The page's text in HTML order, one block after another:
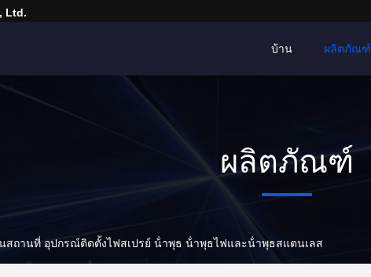
Ltd.
บ้าน ผลิตภัณฑ์
ผลิตภัณฑ์
สถานที่ อุปกรณ์ติดตั้งไฟสเปรย์ น้ําพุธ น้ําพุธไฟและน้ําพุธสแตนเลส